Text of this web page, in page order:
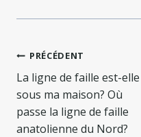
de
l’article
PRÉCÉDENT
La ligne de faille est-elle
sous ma maison? Où
passe la ligne de faille
anatolienne du Nord?